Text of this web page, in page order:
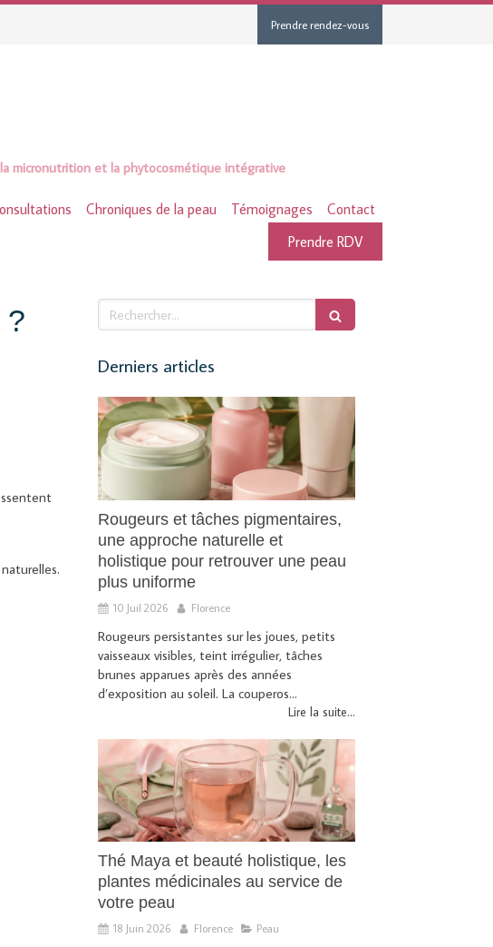
Prendre rendez-vous
micronutrition et la phytocosmétique intégrative
Chroniques de la peau Témoignages
Contact
Prendre RDV
? Rechercher
Derniers articles
Rougeurs et tâches pigmentaires,
une approche naturelle et
holistique pour retrouver une peau
plus uniforme
10 Juil 2026 Florence
Rougeurs persistantes sur les joues, petits
vaisseaux visibles, teint irrégulier, tâches
brunes apparues après des années
d’exposition au soleil. La couperos...
Lire la suite...
Thé Maya et beauté holistique, les
plantes médicinales au service de
votre peau
18 Juin 2026 Florence Peau